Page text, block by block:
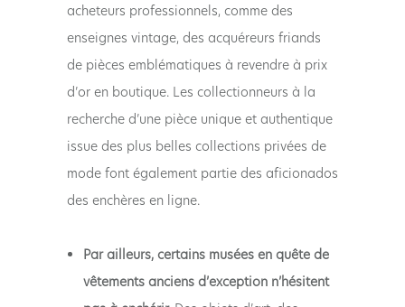
acheteurs professionnels, comme des
enseignes vintage, des acquéreurs friands
de pièces emblématiques à revendre à prix
d’or en boutique. Les collectionneurs à la
recherche d’une pièce unique et authentique
issue des plus belles collections privées de
mode font également partie des aficionados
des enchères en ligne.
Par ailleurs, certains musées en quête de
vêtements anciens d’exception n’hésitent